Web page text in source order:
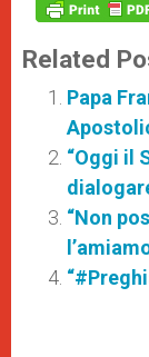
Related
Papa
“Oggi il
“Non